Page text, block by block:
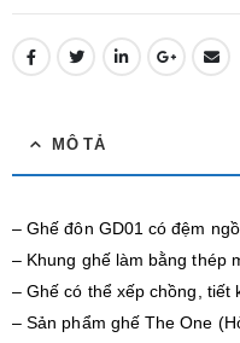
MÔ TẢ
– Ghế đôn GD01 có đệm
– Khung ghế làm bằng thép
– Ghế có thể xếp chồng, tiết
– Sản phẩm ghế The One